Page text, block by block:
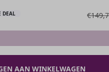
DEAL
AAN WINKELWAGEN